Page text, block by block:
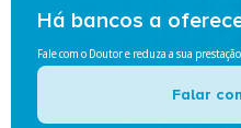
Há bancos a
Fale com o Doutor e reduza a sua prestação
Falar